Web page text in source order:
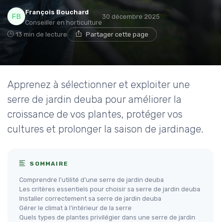
François Bouchard
Conseiller en horticulture
30 décembre 2025
13 min de lecture Partager cette page
Apprenez à sélectionner et exploiter une
serre de jardin deuba pour améliorer la
croissance de vos plantes, protéger vos
cultures et prolonger la saison de jardinage.
SOMMAIRE
Comprendre l’utilité d’une serre de jardin deuba
Les critères essentiels pour choisir sa serre de jardin deuba
Installer correctement sa serre de jardin deuba
Gérer le climat à l’intérieur de la serre
Quels types de plantes privilégier dans une serre de jardin